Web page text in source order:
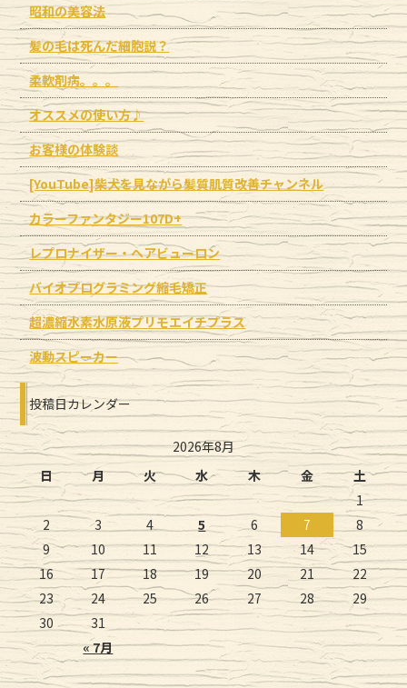
昭和の美容法
髪の毛は死んだ細胞説？
柔軟剤病。。。
オススメの使い方♪
お客様の体験談
[YouTube]柴犬を見ながら髪質肌質改善チャンネル
カラーファンタジー107D+
レプロナイザー・ヘアビューロン
バイオプログラミング縮毛矯正
超濃縮水素水原液プリモエイチプラス
波動スピーカー
投稿日カレンダー
2026年8月
日
月 火 水 木 金 土
« 7月
1
2
3 4 5 6 7
8
9
10 11 12 13 14
15
16
17 18 19 20 21
22
23
24 25 26 27 28
29
30
31